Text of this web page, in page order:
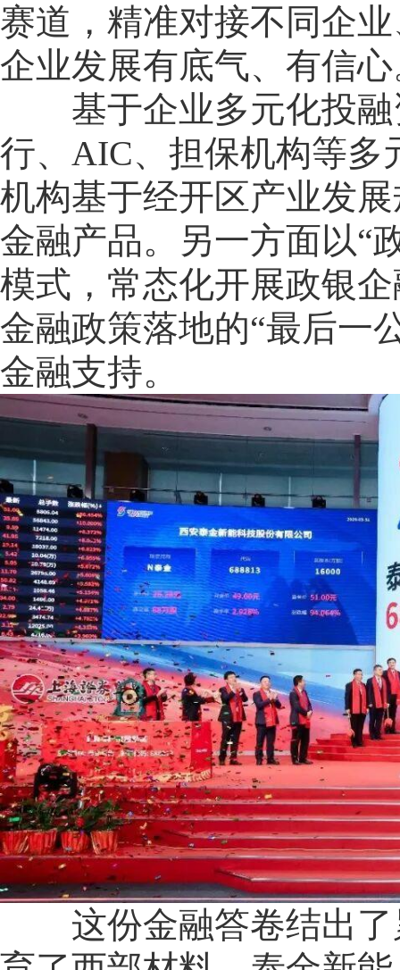
赛道，精准对接不同企
企业发展有底气、有信
基于企业多元化投融
行、AIC、担保机构等多
机构基于经开区产业发
金融产品。另一方面以“
模式，常态化开展政银
金融政策落地的“最后一
金融支持。
这份金融答卷结出了